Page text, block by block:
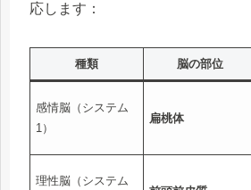
応します：
種類 脳の部位
感情脳（システム
1）
扁桃体
理性脳（システム